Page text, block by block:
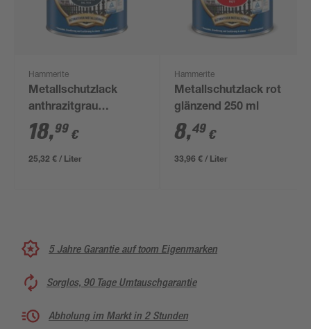
Hammerite
Metallschutzlack
anthrazitgrau
glänzend 750 ml
18,99 €
25,32 € / Liter
Hammerite
Metallschutzlack rot
glänzend 250 ml
8,49 €
33,96 € / Liter
5 Jahre Garantie auf toom Eigenmarken
Sorglos, 90 Tage Umtauschgarantie
Abholung im Markt in 2 Stunden